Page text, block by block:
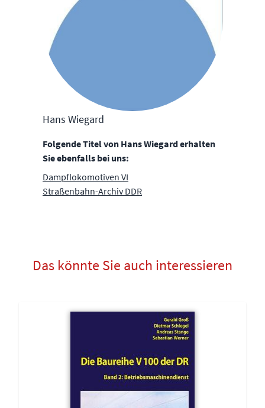
Hans Wiegard
Folgende Titel von Hans Wiegard erhalten
Sie ebenfalls bei uns:
Dampflokomotiven VI
Straßenbahn-Archiv DDR
Das könnte Sie auch interessieren